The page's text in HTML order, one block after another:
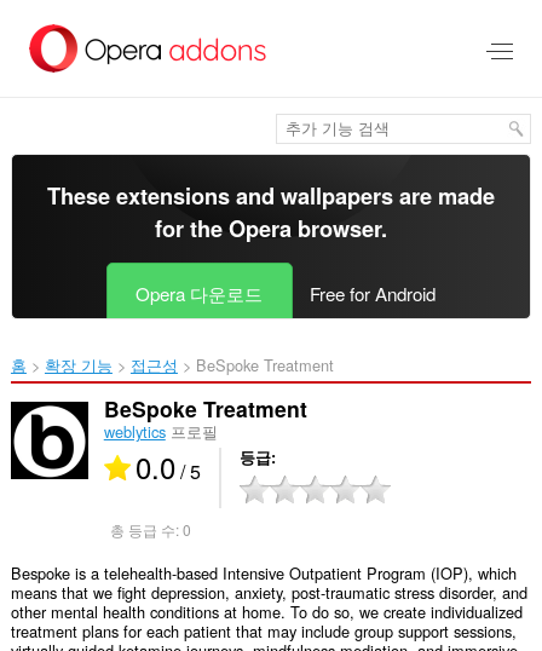
건
These extensions and wallpapers are made
for theOpera browser.
Opera 다운로드 Free for Android
홈 확장 기능 접근성 BeSpoke Treatment‎
BeSpoke Treatment
weblytics프로필
0.0/ 5 등급
총 등급 수:0
Bespoke is a telehealth-based Intensive Outpatient Program (IOP), which
means that we fight depression, anxiety, post-traumatic stress disorder, and
other mental health conditions at home. To do so, we create individualized
treatment plans for each patient that may include group support sessions,